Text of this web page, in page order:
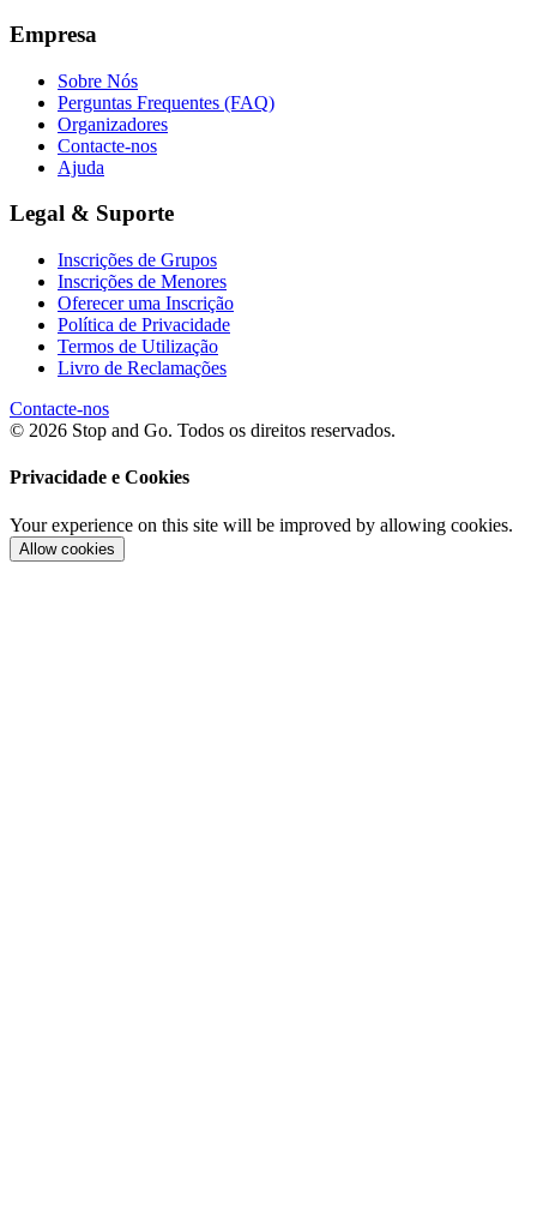
Empresa
Sobre Nós
Perguntas Frequentes (FAQ)
Organizadores
Contacte-nos
Ajuda
Legal & Suporte
Inscrições de Grupos
Inscrições de Menores
Oferecer uma Inscrição
Política de Privacidade
Termos de Utilização
Livro de Reclamações
Contacte-nos
© 2026 Stop and Go. Todos os direitos reservados.
Privacidade e Cookies
Your experience on this site will be improved by allowing cookies.
Allow cookies